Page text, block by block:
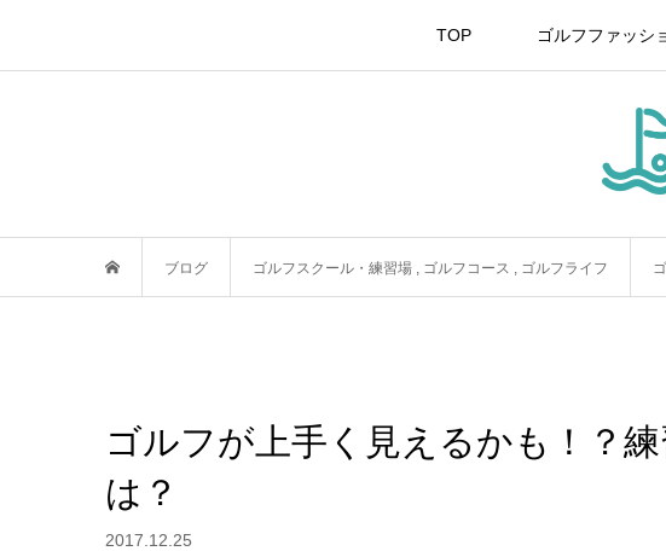
TOP ゴルフファッシ
ブログ ゴルフスクール・練習場 ゴルフコース ゴルフライフ
ゴルフが上手く見えるかも！？
は？
2017.12.25